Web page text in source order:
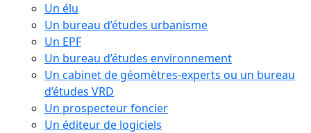
Un élu
Un bureau d’études urbanisme
Un EPF
Un bureau d’études environnement
Un cabinet de géomètres-experts ou un bureau
d’études VRD
Un prospecteur foncier
Un éditeur de logiciels